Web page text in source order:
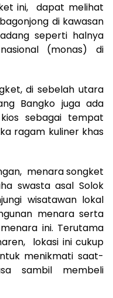
ini, dapat melihat
di kawasan
seperti halnya
(monas) di
di sebelah utara
Bangko juga ada
sebagai tempat
ragam kuliner khas
menara songket
swasta asal Solok
wisatawan lokal
menara serta
ini. Terutama
lokasi ini cukup
menikmati saat-
sambil membeli